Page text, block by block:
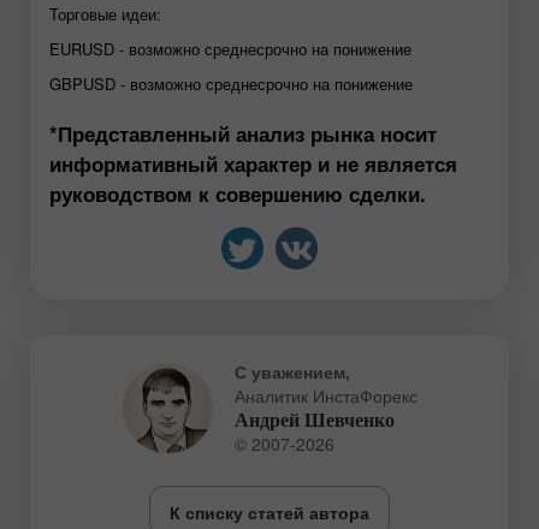
Торговые идеи:
EURUSD - возможно среднесрочно на понижение
GBPUSD - возможно среднесрочно на понижение
*Представленный анализ рынка носит
информативный характер и не является
руководством к совершению сделки.
С уважением,
Аналитик ИнстаФорекс
Андрей Шевченко
© 2007-2026
К списку статей автора